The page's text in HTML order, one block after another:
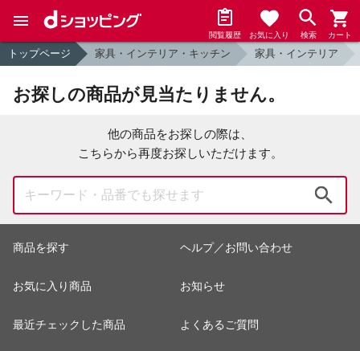
閲覧履歴 お気に入り 検索 カート
トップページ 家具・インテリア・キッチン 家具・インテリア
お探しの商品が見当たりません。
他の商品をお探しの際は、
こちらから再度お探しいただけます。
商品を探す
お気に入り商品
最近チェックした商品
ヘルプ／お問い合わせ
お知らせ
よくあるご質問